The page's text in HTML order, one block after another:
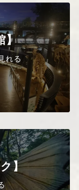
】
れる
】